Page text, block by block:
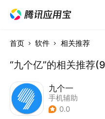
首页 软件 相关推荐
“九个亿”的相关推荐
九个一
手机辅助
0.0